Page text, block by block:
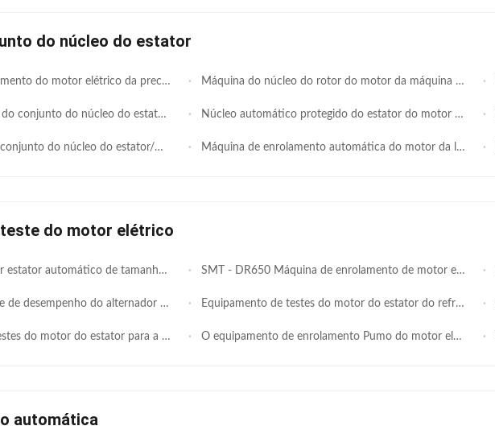
do núcleo do estator
da precisão para o rotor do estator do motor da laminação do motor Máquina do núcleo do rotor do motor da máquina do conjunto do núcleo do estator de turbina eólica/C.C.
do estator do motor de C.A. - certificação 4 ISO9001 Núcleo automático protegido do estator do motor do condicionador de ar da máquina de enrolamento do motor de Pólo
do estator/máquina laminações do estator Máquina de enrolamento automática do motor da laminação do núcleo do estator para a tração do elevador
do motor elétrico
de quadro grande com diâmetro de balanço ≤ 900 mm para grandes motores SMT - DR650 Máquina de enrolamento de motor elétrico 2.2Kw ISO9001 / SGS
do automóvel do equipamento de teste do motor elétrico Equipamento de testes do motor do estator do refrigerador/condicionador de ar
para a máquina de enrolamento automática do estator O equipamento de enrolamento Pumo do motor elétrico/estator de compressor integrou o vácuo do sistema de teste
automática